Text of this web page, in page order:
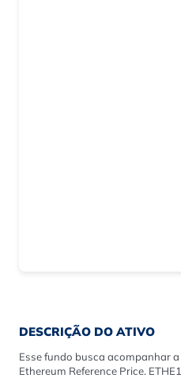
DESCRIÇÃO DO ATIVO
Esse fundo busca acompanhar
Ethereum Reference Price.